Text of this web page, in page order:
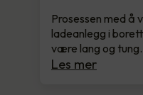
Prosessen med å
ladeanlegg i
være lang og tung.
Les mer